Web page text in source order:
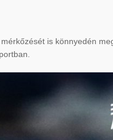
is könnyedén